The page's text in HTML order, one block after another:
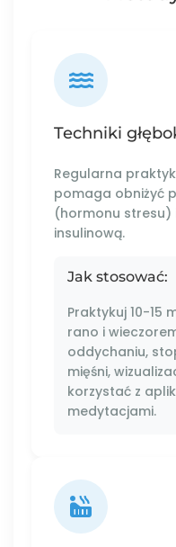
Techniki
Regularna
pomaga obniżyć
(hormonu stresu)
insulinową.
Jak stosować:
Praktykuj 10-15
rano i
oddychaniu,
mięśni,
korzystać z
medytacjami.